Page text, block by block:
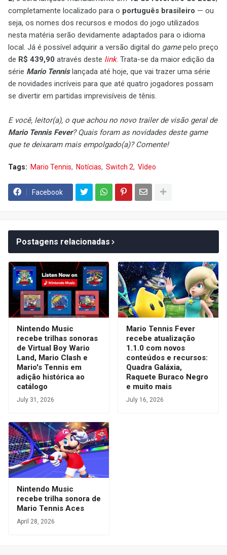
completamente localizado para o português brasileiro — ou
seja, os nomes dos recursos e modos do jogo utilizados
nesta matéria serão devidamente adaptados para o idioma
local. Já é possível adquirir a versão digital do gamepelo preço
de R$ 439,90 através deste link. Trata-se da maior edição da
série Mario Tennislançada até hoje, que vai trazer uma série
de novidades incríveis para que até quatro jogadores possam
se divertir em partidas imprevisíveis de tênis.
E você, leitor(a), o que achou no novo trailer de visão geral de
Mario Tennis Fever? Quais foram as novidades deste game
que te deixaram mais empolgado(a)? Comente!
Tags: Mario Tennis Notícias Switch 2 Vídeo
Facebook
Postagens relacionadas
Nintendo Music
recebe trilhas sonoras
de Virtual Boy Wario
Land, Mario Clash e
Mario's Tennis em
adição histórica ao
catálogo
July 31, 2026
Mario Tennis Fever
recebe atualização
1.1.0 com novos
conteúdos e recursos:
Quadra Galáxia,
Raquete Buraco Negro
e muito mais
July 16, 2026
Nintendo Music
recebe trilha sonora de
Mario Tennis Aces
April 28, 2026